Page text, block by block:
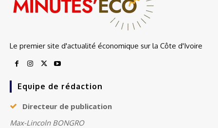
Le premier site d'actualité économique sur la Côte d'Ivoire
Equipe de rédaction
Directeur de publication
Max-Lincoln BONGRO